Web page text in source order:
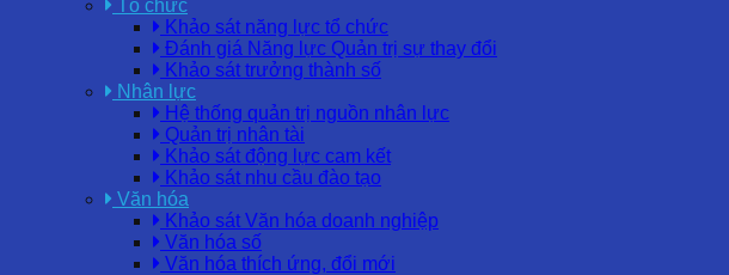
Tổ chức
Khảo sát năng lực tổ chức
Đánh giá Năng lực Quản trị sự thay đổi
Khảo sát trưởng thành số
Nhân lực
Hệ thống quản trị nguồn nhân lực
Quản trị nhân tài
Khảo sát động lực cam kết
Khảo sát nhu cầu đào tạo
Văn hóa
Khảo sát Văn hóa doanh nghiệp
Văn hóa số
Văn hóa thích ứng, đổi mới